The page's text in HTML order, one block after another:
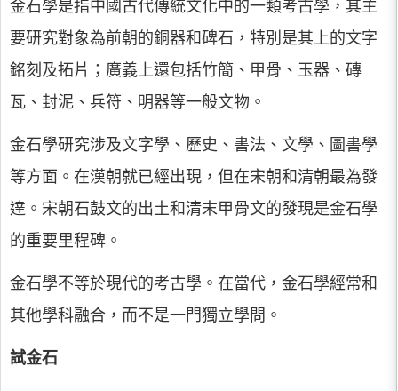
金石學是指中國古代傳統文化中的一類考古學，其主
要研究對象為前朝的銅器和碑石，特別是其上的文字
銘刻及拓片；廣義上還包括竹簡、甲骨、玉器、磚
瓦、封泥、兵符、明器等一般文物。
金石學研究涉及文字學、歷史、書法、文學、圖書學
等方面。在漢朝就已經出現，但在宋朝和清朝最為發
達。宋朝石鼓文的出土和清末甲骨文的發現是金石學
的重要里程碑。
金石學不等於現代的考古學。在當代，金石學經常和
其他學科融合，而不是一門獨立學問。
試金石